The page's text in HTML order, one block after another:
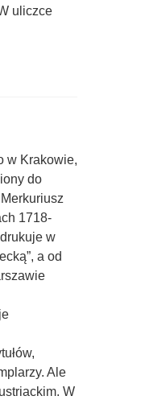
uliczce
w Krakowie,
do
1718-
w
a od
Ale
W